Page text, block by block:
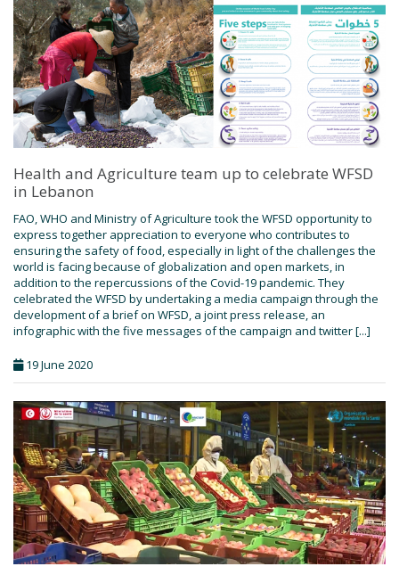
Health and Agriculture team up to celebrate WFSD
in Lebanon
FAO, WHO and Ministry of Agriculture took the WFSD opportunity to
express together appreciation to everyone who contributes to
ensuring the safety of food, especially in light of the challenges the
world is facing because of globalization and open markets, in
addition to the repercussions of the Covid-19 pandemic. They
celebrated the WFSD by undertaking a media campaign through the
development of a brief on WFSD, a joint press release, an
infographic with the five messages of the campaign and twitter [...]
19 June 2020